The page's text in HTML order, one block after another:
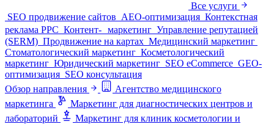
Все услуги
SEO продвижение сайтов AEO-оптимизация Контекстная
реклама PPC Контент- маркетинг Управление репутацией
(SERM) Продвижение на картах Медицинский маркетинг
Стоматологический маркетинг Косметологический
маркетинг Юридический маркетинг SEO eCommerce GEO-
оптимизация SEO консультация
Обзор направления
Агентство медицинского
маркетинга
Маркетинг для диагностических центров и
лабораторий
Маркетинг для клиник косметологии и